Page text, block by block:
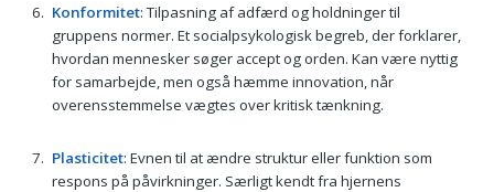
Konformitet: Tilpasning af adfærd og holdninger til
gruppens normer. Et socialpsykologisk begreb, der forklarer,
hvordan mennesker søger accept og orden. Kan være nyttig
for samarbejde, men også hæmme innovation, når
overensstemmelse vægtes over kritisk tænkning.
Plasticitet: Evnen til at ændre struktur eller funktion som
respons på påvirkninger. Særligt kendt fra hjernens